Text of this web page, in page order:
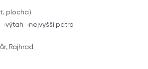
plocha
výtah nejvyšší patro
Rajhrad